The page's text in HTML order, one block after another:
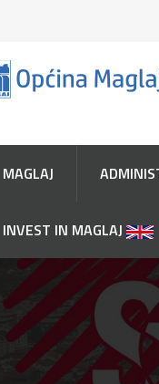
MAGLAJ
INVEST IN MAGLAJ